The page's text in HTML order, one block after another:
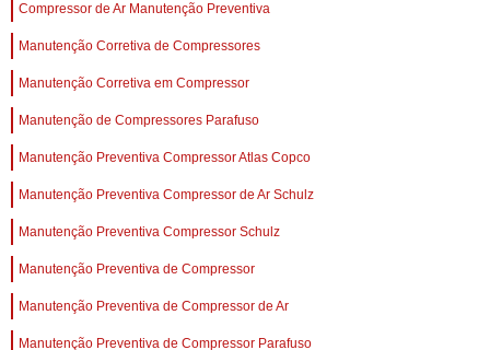
Compressor de Ar Manutenção Preventiva
Manutenção Corretiva de Compressores
Manutenção Corretiva em Compressor
Manutenção de Compressores Parafuso
Manutenção Preventiva Compressor Atlas Copco
Manutenção Preventiva Compressor de Ar Schulz
Manutenção Preventiva Compressor Schulz
Manutenção Preventiva de Compressor
Manutenção Preventiva de Compressor de Ar
Manutenção Preventiva de Compressor Parafuso